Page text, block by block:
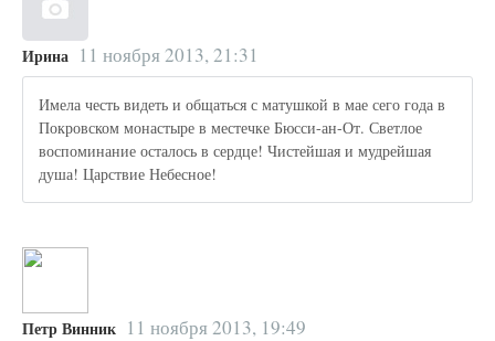
Ирина 11 ноября 2013, 21:31
Имела честь видеть и общаться с матушкой в мае сего года в
Покровском монастыре в местечке Бюсси-ан-От. Светлое
воспоминание осталось в сердце! Чистейшая и мудрейшая
душа! Царствие Небесное!
Петр Винник 11 ноября 2013, 19:49